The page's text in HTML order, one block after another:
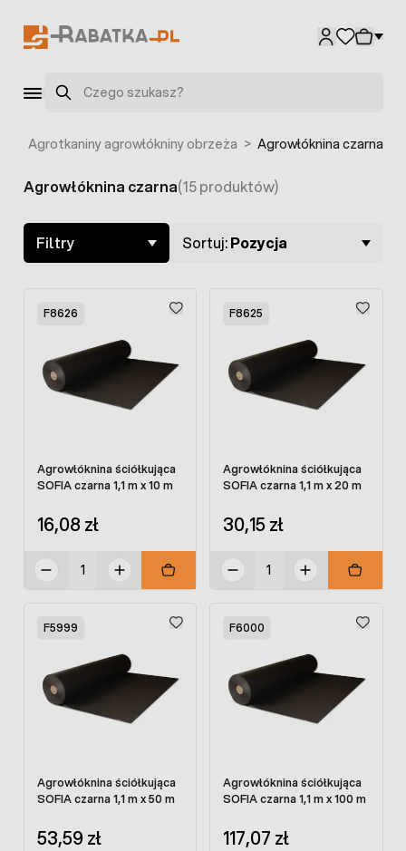
Szukaj
Agrotkaniny agrowłókniny obrzeża > Agrowłóknina czarna
Skip to product list
Agrowłóknina czarna(15 produktów)
Filtry Sortuj:Pozycja
F8626
Agrowłóknina ściółkująca
SOFIA czarna 1,1 m x 10 m
16,08 zł
F8625
Agrowłóknina ściółkująca
SOFIA czarna 1,1 m x 20 m
30,15 zł
F5999
Agrowłóknina ściółkująca
SOFIA czarna 1,1 m x 50 m
53,59 zł
F6000
Agrowłóknina ściółkująca
SOFIA czarna 1,1 m x 100 m
117,07 zł